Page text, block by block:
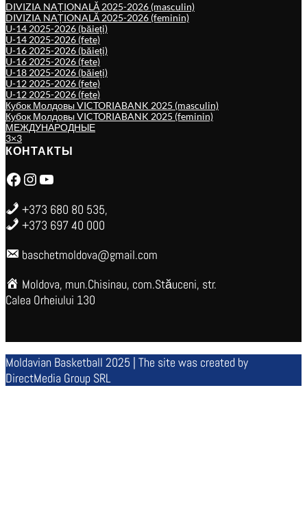
DIVIZIA NAȚIONALĂ 2025-2026 (masculin)
DIVIZIA NAȚIONALĂ 2025-2026 (feminin)
U-14 2025-2026 (băieți)
U-14 2025-2026 (fete)
U-16 2025-2026 (băieți)
U-16 2025-2026 (fete)
U-18 2025-2026 (băieți)
U-12 2025-2026 (fete)
U-12 2025-2026 (fete)
Кубок Молдовы VICTORIABANK 2025 (masculin)
Кубок Молдовы VICTORIABANK 2025 (feminin)
МЕЖДУНАРОДНЫЕ
3×3
КОНТАКТЫ
Facebook Instagram YouTube
+373 680 80 535,
+373 697 40 000
baschetmoldova@gmail.com
Moldova, mun.Chisinau, com.Stăuceni, str.
Calea Orheiului 130
Moldavian Basketball 2025 | The site was created by
DirectMedia Group SRL